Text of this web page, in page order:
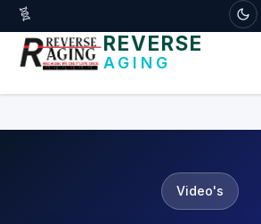
דלג לתוכן הראשי
🧬
REVERSE
AGING
Video's